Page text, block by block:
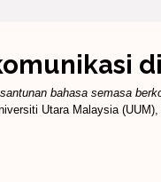
bahasa semasa
Utara Malaysia